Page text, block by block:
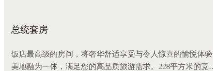
总统套房
饭店最高级的房间，将奢华舒适享受与令人惊喜的愉悦体验
美地融为一体，满足您的高品质旅游需求。228平方米的宽敞